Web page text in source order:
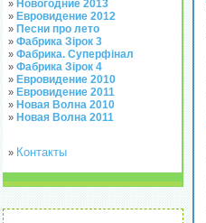
» Новогодние 2013
» Евровидение 2012
» Песни про лето
» Фабрика Зірок 3
» Фабрика. Суперфінал
» Фабрика Зірок 4
» Евровидение 2010
» Евровидение 2011
» Новая Волна 2010
» Новая Волна 2011
» Контакты